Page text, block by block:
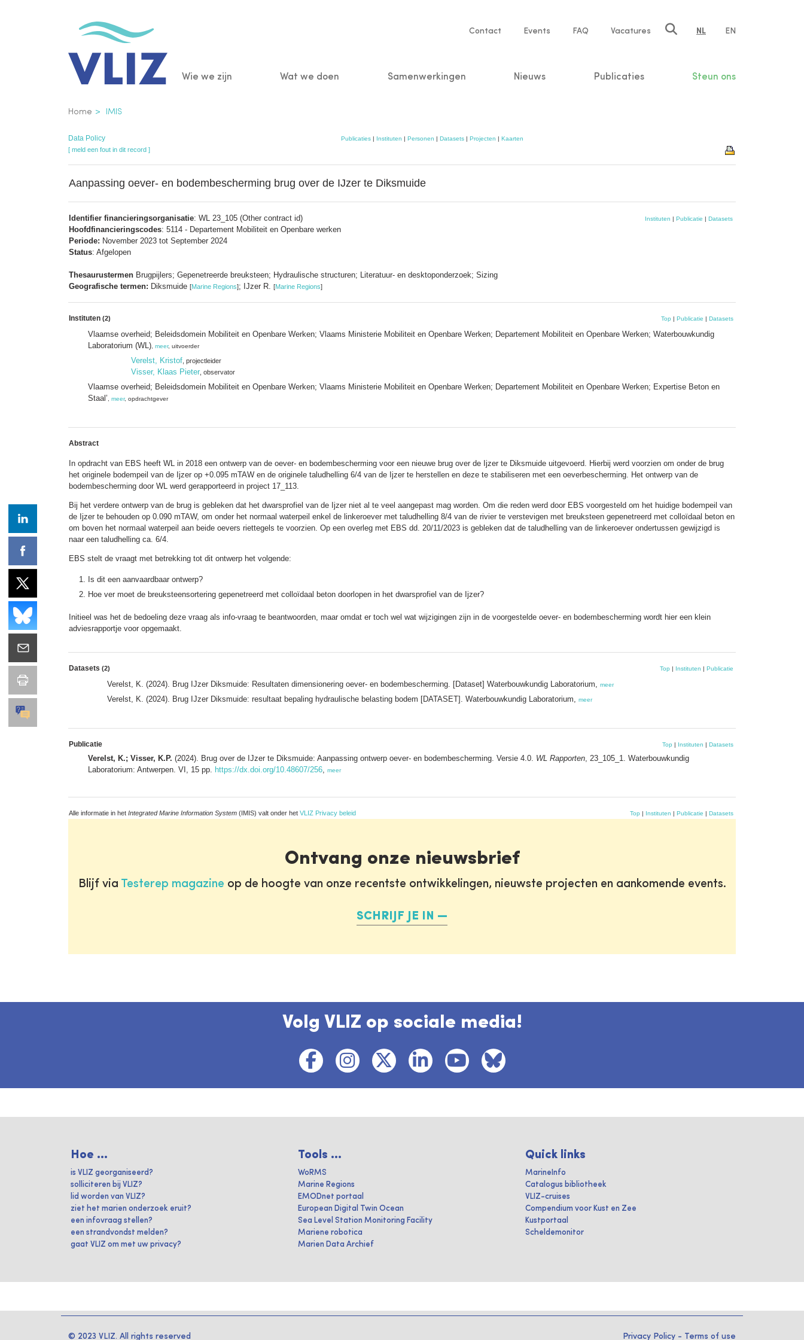
Service
Contact Events FAQ Vacatures NL EN
Main
Wie we zijn Wat we doen Samenwerkingen Nieuws Publicaties Steun ons
Kruimelpad
Home IMIS
Data Policy Publicaties| Instituten | Personen | Datasets| Projecten | Kaarten
[ meld een fout in dit record ]
Aanpassing oever- en bodembescherming brug over de IJzer te Diksmuide
Identifier financieringsorganisatie: WL 23_105 (Other contract id)
Hoofdfinancieringscodes: 5114 - Departement Mobiliteit en Openbare werken
Periode: November 2023 tot September 2024
Status: Afgelopen
Thesaurustermen Brugpijlers; Gepenetreerde breuksteen; Hydraulische structuren; Literatuur- en desktoponderzoek; Sizing
Geografische termen: Diksmuide [Marine Regions]; IJzer R. [Marine Regions]
Instituten | Publicatie | Datasets
Instituten (2) Top | Publicatie | Datasets
Vlaamse overheid; Beleidsdomein Mobiliteit en Openbare Werken; Vlaams Ministerie Mobiliteit en Openbare Werken; Departement Mobiliteit en Openbare Werken; Waterbouwkundig
Laboratorium (WL) meer, uitvoerder
Verelst, Kristof , projectleider
Visser, Klaas Pieter , observator
Vlaamse overheid; Beleidsdomein Mobiliteit en Openbare Werken; Vlaams Ministerie Mobiliteit en Openbare Werken; Departement Mobiliteit en Openbare Werken; Expertise Beton en
Staal’
meer, opdrachtgever
Abstract
In opdracht van EBS heeft WL in 2018 een ontwerp van de oever- en bodembescherming voor een nieuwe brug over de Ijzer te Diksmuide uitgevoerd. Hierbij werd voorzien om onder de brug
het originele bodempeil van de Ijzer op +0.095 mTAW en de originele taludhelling 6/4 van de Ijzer te herstellen en deze te stabiliseren met een oeverbescherming. Het ontwerp van de
bodembescherming door WL werd gerapporteerd in project 17_113.
Bij het verdere ontwerp van de brug is gebleken dat het dwarsprofiel van de Ijzer niet al te veel aangepast mag worden. Om die reden werd door EBS voorgesteld om het huidige bodempeil van
de Ijzer te behouden op 0.090 mTAW, om onder het normaal waterpeil enkel de linkeroever met taludhelling 8/4 van de rivier te verstevigen met breuksteen gepenetreerd met colloïdaal beton en
om boven het normaal waterpeil aan beide oevers riettegels te voorzien. Op een overleg met EBS dd. 20/11/2023 is gebleken dat de taludhelling van de linkeroever ondertussen gewijzigd is
naar een taludhelling ca. 6/4.
EBS stelt de vraagt met betrekking tot dit ontwerp het volgende:
Is dit een aanvaardbaar ontwerp?
Hoe ver moet de breuksteensortering gepenetreerd met colloïdaal beton doorlopen in het dwarsprofiel van de Ijzer?
Initieel was het de bedoeling deze vraag als info-vraag te beantwoorden, maar omdat er toch wel wat wijzigingen zijn in de voorgestelde oever- en bodembescherming wordt hier een klein
adviesrapportje voor opgemaakt.
Datasets (2) Top | Instituten | Publicatie
Verelst, K. (2024). Brug IJzer Diksmuide: Resultaten dimensionering oever- en bodembescherming. [Dataset] Waterbouwkundig Laboratorium, meer
Verelst, K. (2024). Brug IJzer Diksmuide: resultaat bepaling hydraulische belasting bodem [DATASET]. Waterbouwkundig Laboratorium, meer
Publicatie Top | Instituten | Datasets
Verelst, K.; Visser, K.P. (2024). Brug over de IJzer te Diksmuide: Aanpassing ontwerp oever- en bodembescherming. Versie 4.0. WL Rapporten , 23_105_1. Waterbouwkundig
Laboratorium: Antwerpen. VI, 15 pp.
https://dx.doi.org/10.48607/256 meer
Alle informatie in het Integrated Marine Information System (IMIS) valt onder het VLIZ Privacy beleid Top | Instituten | Publicatie | Datasets
Ontvang onze nieuwsbrief
Blijf via Testerep magazine op de hoogte van onze recentste ontwikkelingen, nieuwste projecten en aankomende events.
SCHRIJF JE IN
Volg VLIZ op sociale media!
Hoe ...
is VLIZ georganiseerd?
solliciteren bij VLIZ?
lid worden van VLIZ?
ziet het marien onderzoek eruit?
een infovraag stellen?
een strandvondst melden?
gaat VLIZ om met uw privacy?
Tools ...
WoRMS
Marine Regions
EMODnet portaal
European Digital Twin Ocean
Sea Level Station Monitoring Facility
Mariene robotica
Marien Data Archief
Quick links
MarineInfo
Catalogus bibliotheek
VLIZ-cruises
Compendium voor Kust en Zee
Kustportaal
Scheldemonitor
© 2023 VLIZ. All rights reserved Privacy Policy - Terms of use